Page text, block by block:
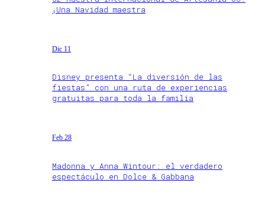
¡Una Navidad maestra
Dic 11
Disney presenta “La diversión de las
fiestas” con una ruta de experiencias
gratuitas para toda la familia
Feb 28
Madonna y Anna Wintour: el verdadero
espectáculo en Dolce & Gabbana